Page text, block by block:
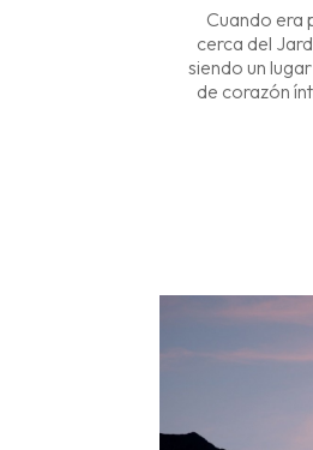
Cuando era
cerca del
siendo un
de corazón